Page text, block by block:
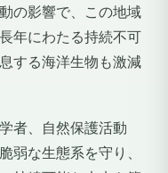
の影響で、この地域
年にわたる持続不可
する海洋生物も激減
者、自然保護活動
弱な生態系を守り、